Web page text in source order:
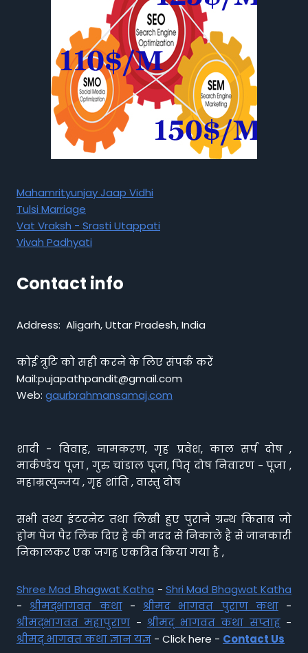
Mahamrityunjay Jaap Vidhi
Tulsi Marriage
Vat Vraksh - Srasti Utappati
Vivah Padhyati
Contact info
Address: Aligarh, Uttar Pradesh, India
कोई त्रुटि को सही करने के लिए संपर्क करें
Mail:pujapathpandit@gmail.com
Web: gaurbrahmansamaj.com
शादी - विवाह, नामकरण, गृह प्रवेश, काल सर्प दोष ,
मार्कण्डेय पूजा , गुरु चांडाल पूजा, पितृ दोष निवारण - पूजा ,
महाम्रत्युन्जय , गृह शांति , वास्तु दोष
सभी तथ्य इंटरनेट तथा लिखी हुए पुराने ग्रन्थ किताब जो
होम पेज पैर लिंक दिए है की मदद से निकाले है से जानकारी
निकालकर एक जगह एकत्रित किया गया है ,
Shree Mad Bhagwat Katha - Shri Mad Bhagwat Katha
- श्रीमद्भागवत कथा- श्रीमद भागवत पुराण कथा-
श्रीमद्भागवत महापुराण - श्रीमद् भागवत कथा सप्ताह-
श्रीमद् भागवत कथा ज्ञान यज्ञ - Click here - Contact Us